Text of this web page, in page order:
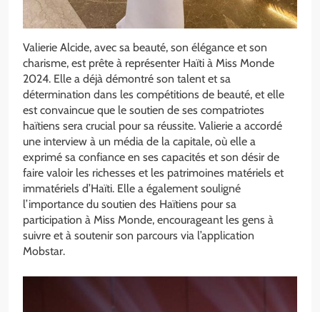
Valierie Alcide, avec sa beauté, son élégance et son
charisme, est prête à représenter Haïti à Miss Monde
2024. Elle a déjà démontré son talent et sa
détermination dans les compétitions de beauté, et elle
est convaincue que le soutien de ses compatriotes
haïtiens sera crucial pour sa réussite. Valierie a accordé
une interview à un média de la capitale, où elle a
exprimé sa confiance en ses capacités et son désir de
faire valoir les richesses et les patrimoines matériels et
immatériels d’Haïti. Elle a également souligné
l’importance du soutien des Haïtiens pour sa
participation à Miss Monde, encourageant les gens à
suivre et à soutenir son parcours via l’application
Mobstar.